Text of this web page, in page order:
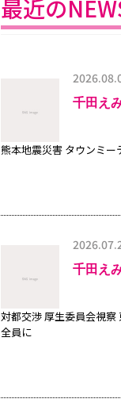
最近の
千田え
熊本地震災害 タウンミー
千田え
対都交渉 厚生委員会視
全員に